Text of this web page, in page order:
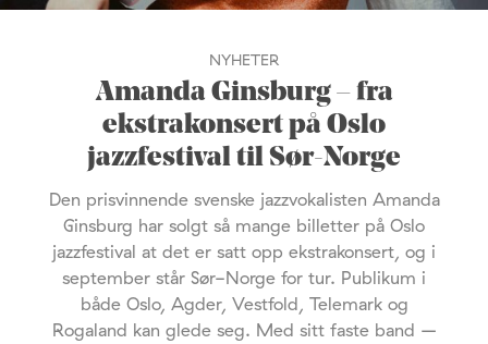
NYHETER
Amanda Ginsburg – fra
ekstrakonsert på Oslo
jazzfestival til Sør-Norge
Den prisvinnende svenske jazzvokalisten Amanda
Ginsburg har solgt så mange billetter på Oslo
jazzfestival at det er satt opp ekstrakonsert, og i
september står Sør-Norge for tur. Publikum i
både Oslo, Agder, Vestfold, Telemark og
Rogaland kan glede seg. Med sitt faste band –